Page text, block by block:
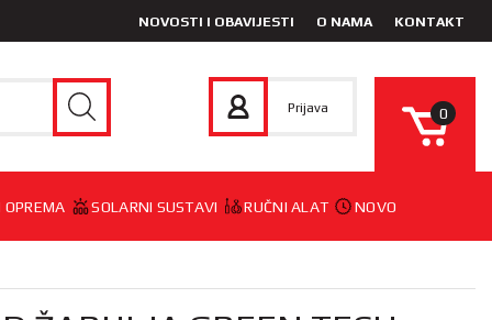
NOVOSTI I OBAVIJESTI O NAMA KONTAKT
Prijava 0
OPREMA SOLARNI SUSTAVI RUČNI ALAT NOVO